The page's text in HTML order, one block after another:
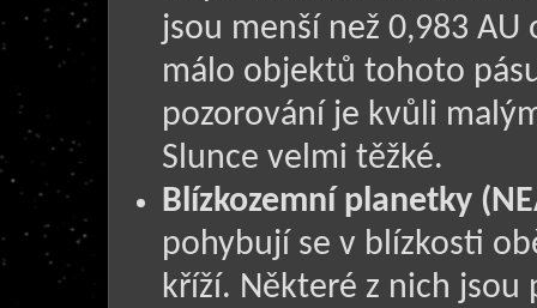
jsou menší než 0,983
málo objektů tohoto
pozorování je kvůli
Slunce velmi těžké.
Blízkozemní planetky
pohybují se v blízkosti
kříží. Některé z nich